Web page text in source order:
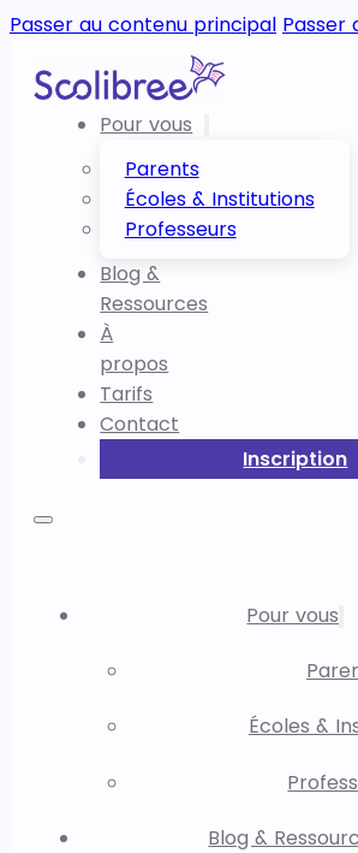
Passer au contenu principal Passer
Pour vous
Parents
Écoles & Institutions
Professeurs
Blog &
Ressources
À
propos
Tarifs
Contact
Inscription
Pour vous
Écoles &
Blog &